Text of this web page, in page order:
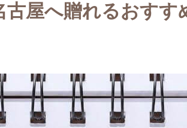
古屋へ贈れるおすす